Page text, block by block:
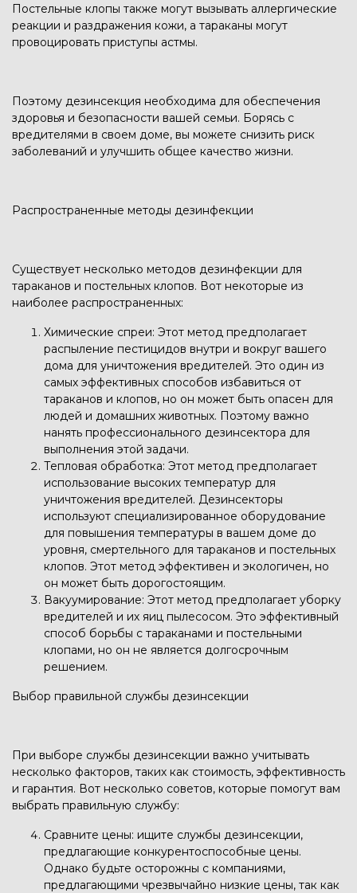
Постельные клопы также могут вызывать аллергические
реакции и раздражения кожи, а тараканы могут
провоцировать приступы астмы.
Поэтому дезинсекция необходима для обеспечения
здоровья и безопасности вашей семьи. Борясь с
вредителями в своем доме, вы можете снизить риск
заболеваний и улучшить общее качество жизни.
Распространенные методы дезинфекции
Существует несколько методов дезинфекции для
тараканов и постельных клопов. Вот некоторые из
наиболее распространенных:
Химические спреи: Этот метод предполагает
распыление пестицидов внутри и вокруг вашего
дома для уничтожения вредителей. Это один из
самых эффективных способов избавиться от
тараканов и клопов, но он может быть опасен для
людей и домашних животных. Поэтому важно
нанять профессионального дезинсектора для
выполнения этой задачи.
Тепловая обработка: Этот метод предполагает
использование высоких температур для
уничтожения вредителей. Дезинсекторы
используют специализированное оборудование
для повышения температуры в вашем доме до
уровня, смертельного для тараканов и постельных
клопов. Этот метод эффективен и экологичен, но
он может быть дорогостоящим.
Вакуумирование: Этот метод предполагает уборку
вредителей и их яиц пылесосом. Это эффективный
способ борьбы с тараканами и постельными
клопами, но он не является долгосрочным
решением.
Выбор правильной службы дезинсекции
При выборе службы дезинсекции важно учитывать
несколько факторов, таких как стоимость, эффективность
и гарантия. Вот несколько советов, которые помогут вам
выбрать правильную службу:
Сравните цены: ищите службы дезинсекции,
предлагающие конкурентоспособные цены.
Однако будьте осторожны с компаниями,
предлагающими чрезвычайно низкие цены, так как